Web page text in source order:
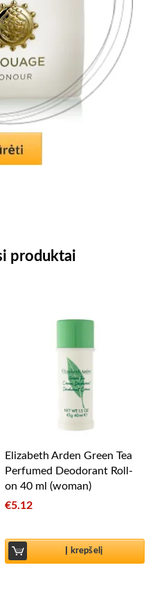
produktai
Elizabeth Arden Green Tea
Perfumed Deodorant Roll-
on 40 ml (woman)
€5.12
Į krepšelį